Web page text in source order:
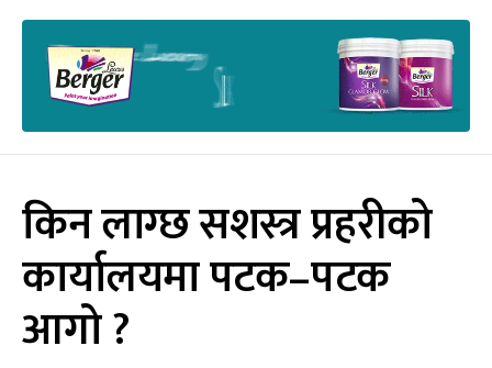
किन लाग्छ सशस्त्र प्रहरीको
कार्यालयमा पटक–पटक
आगो ?